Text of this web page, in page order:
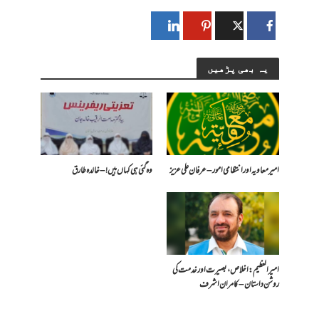
یہ بھی پڑھیں
امیر معاویہ اور انتظامی امور – عرفان علی عزیز وہ گئی ہی کہاں ہیں! – خالدہ طارق
امیر العظیم: اخلاص، بصیرت اور خدمت کی
روشن داستان – کامران اشرف